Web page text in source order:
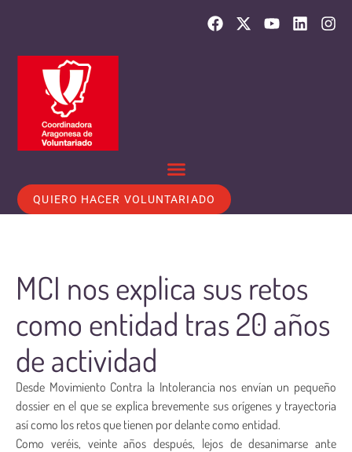
QUIERO HACER VOLUNTARIADO
MCI nos explica sus retos
como entidad tras 20 años
de actividad
Desde Movimiento Contra la Intolerancia nos envían un pequeño
dossier en el que se explica brevemente sus orígenes y trayectoria
así como los retos que tienen por delante como entidad.
Como veréis, veinte años después, lejos de desanimarse ante